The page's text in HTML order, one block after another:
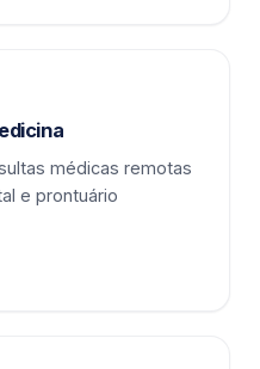
médicas remotas
e prontuário